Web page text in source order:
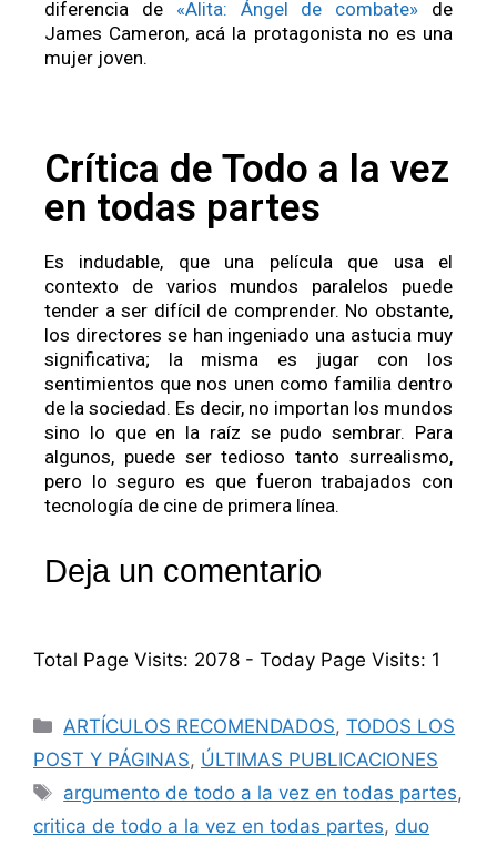
diferencia de «Alita: Ángel de combate» de
James Cameron, acá la protagonista no es una
mujer joven.
Crítica de Todo a la vez
en todas partes
Es indudable, que una película que usa el
contexto de varios mundos paralelos puede
tender a ser difícil de comprender. No obstante,
los directores se han ingeniado una astucia muy
significativa; la misma es jugar con los
sentimientos que nos unen como familia dentro
de la sociedad. Es decir, no importan los mundos
sino lo que en la raíz se pudo sembrar. Para
algunos, puede ser tedioso tanto surrealismo,
pero lo seguro es que fueron trabajados con
tecnología de cine de primera línea.
Deja un comentario
Total Page Visits: 2078 - Today Page Visits: 1
ARTÍCULOS RECOMENDADOS,TODOS LOS
POST Y PÁGINAS, ÚLTIMAS PUBLICACIONES
argumento de todo a la vez en todas partes,
critica de todo a la vez en todas partes, duo